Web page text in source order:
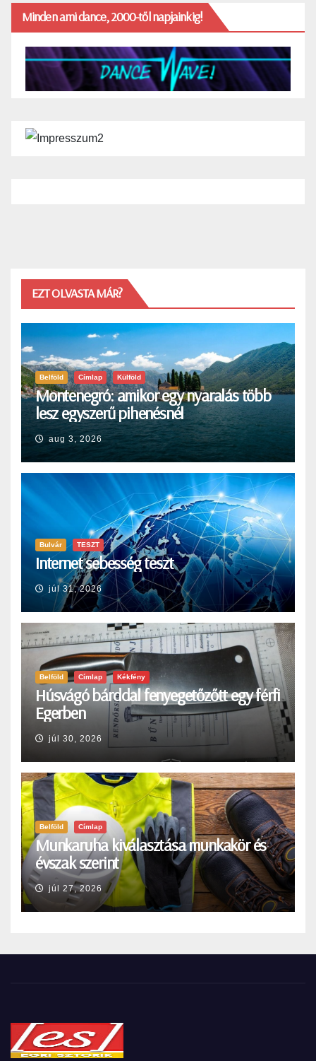
Minden ami dance, 2000-től napjainkig!
EZT OLVASTA MÁR?
Belföld Címlap Külföld
Montenegró: amikor egy nyaralás több
lesz egyszerű pihenésnél
aug 3, 2026
Bulvár TESZT
Internet sebesség teszt
júl 31, 2026
Belföld Címlap Kékfény
Húsvágó bárddal fenyegetőzőtt egy férfi
Egerben
júl 30, 2026
Belföld Címlap
Munkaruha kiválasztása munkakör és
évszak szerint
júl 27, 2026